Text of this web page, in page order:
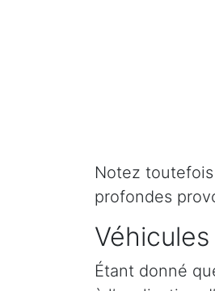
Notez
profondes
Étant donné